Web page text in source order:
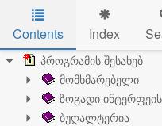
Skip to main content
Contents Index
პროგრამის შესახებ
მომხმარებელი
ზოგადი
ბუღალტერია